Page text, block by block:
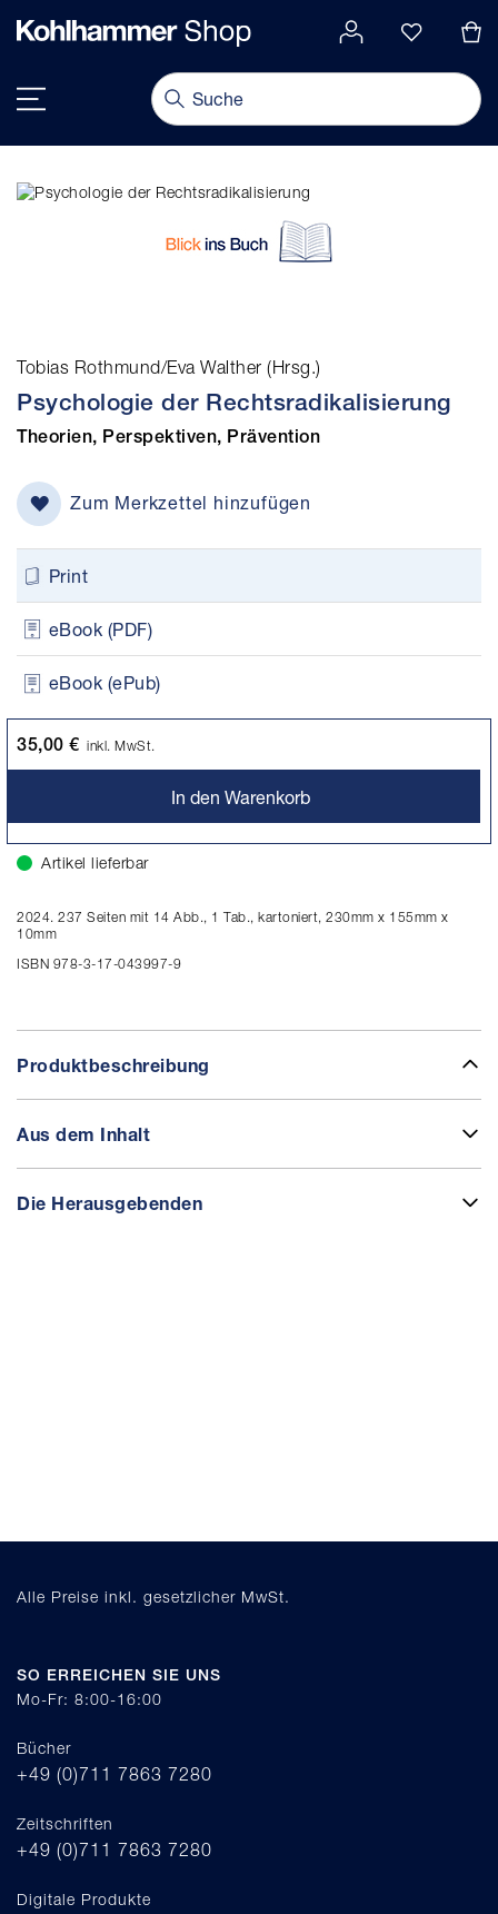
springen
Tobias Rothmund/Eva Walther (Hrsg.)
Psychologie der Rechtsradikalisierung
Theorien, Perspektiven, Prävention
Zum Merkzettel hinzufügen
Print
eBook (PDF)
eBook (ePub)
35,00 € inkl. MwSt.
In den Warenkorb
Artikel lieferbar
2024. 237 Seiten mit 14 Abb., 1 Tab., kartoniert, 230mm x 155mm x
10mm
ISBN 978-3-17-043997-9
Produktbeschreibung
Aus dem Inhalt
Die Herausgebenden
Alle Preise inkl. gesetzlicher MwSt.
SO ERREICHEN SIE UNS
Mo-Fr: 8:00-16:00
Bücher
+49 (0)711 7863 7280
Zeitschriften
+49 (0)711 7863 7280
Digitale Produkte